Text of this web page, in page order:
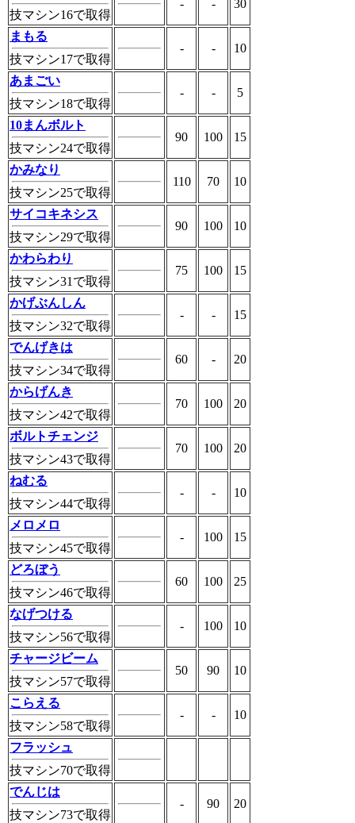
技マシン16で取得
- - 30
まもる
技マシン17で取得
- - 10
あまごい
技マシン18で取得
- - 5
10まんボルト
技マシン24で取得
90 100 15
かみなり
技マシン25で取得
110 70 10
サイコキネシス
技マシン29で取得
90 100 10
かわらわり
技マシン31で取得
75 100 15
かげぶんしん
技マシン32で取得
- - 15
でんげきは
技マシン34で取得
60 - 20
からげんき
技マシン42で取得
70 100 20
ボルトチェンジ
技マシン43で取得
70 100 20
ねむる
技マシン44で取得
- - 10
メロメロ
技マシン45で取得
- 100 15
どろぼう
技マシン46で取得
60 100 25
なげつける
技マシン56で取得
- 100 10
チャージビーム
技マシン57で取得
50 90 10
こらえる
技マシン58で取得
- - 10
フラッシュ
技マシン70で取得
でんじは
技マシン73で取得
- 90 20